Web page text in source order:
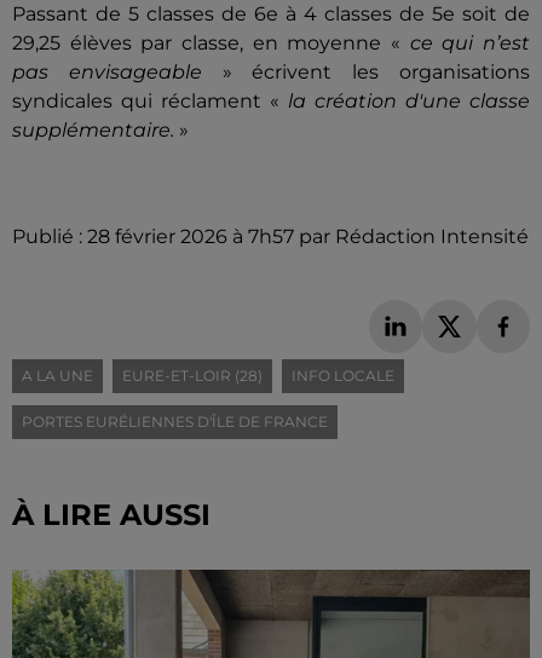
Passant de 5 classes de 6e à 4 classes de 5e soit de
29,25 élèves par classe, en moyenne « ce qui n’est
pas envisageable » écrivent les organisations
syndicales qui réclament « la création d'une classe
supplémentaire. »
Publié : 28 février 2026 à 7h57 par Rédaction Intensité
A LA UNE EURE-ET-LOIR (28) INFO LOCALE
PORTES EURÉLIENNES D'ÎLE DE FRANCE
À LIRE AUSSI